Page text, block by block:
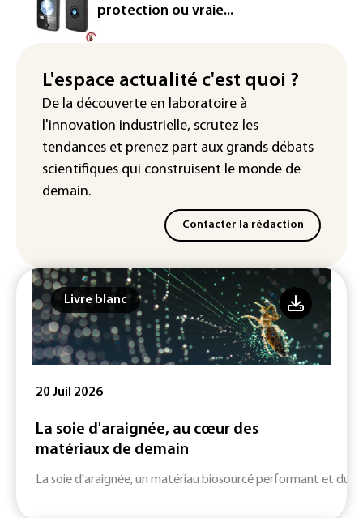
réseau
Véhicules de livraison autonomes: la
homologation
Iris³: Eutelsat investira 3,4 milliards
d'euros dans la future constellation
européenne
protection ou vraie...
L'espace actualité c'est quoi ?
De la découverte en laboratoire à
l'innovation industrielle, scrutez les
tendances et prenez part aux grands débats
scientifiques qui construisent le monde de
demain.
Contacter la rédaction
Livre blanc
20 Juil 2026
La soie d'araignée, au cœur des
matériaux de demain
La soie d'araignée, un matériau biosourcé performant et